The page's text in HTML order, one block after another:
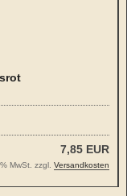
7,85 EUR
MwSt. zzgl. Versandkosten